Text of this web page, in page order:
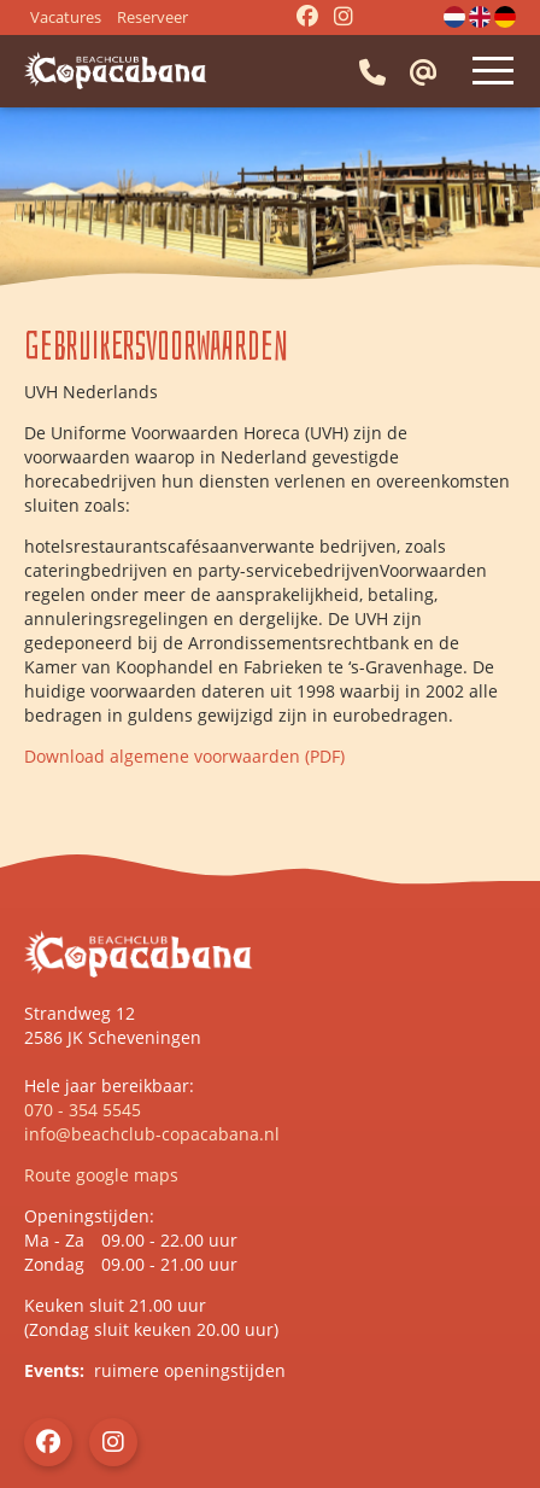
Vacatures Reserveer
HOME
RESTAURANT
Tafel reserveren
⭑Menukaart
EVENTS
Beach BBQ ⭑
⭑Vergaderen ⭑Strandfeest
⭑Trouwen ⭑Vrijgezellenfeest
⭑Entertainment
IMPRESSIE
CONTACT
Gebruikersvoorwaarden
UVH Nederlands
De Uniforme Voorwaarden Horeca (UVH) zijn de
voorwaarden waarop in Nederland gevestigde
horecabedrijven hun diensten verlenen en overeenkomsten
sluiten zoals:
hotelsrestaurantscafésaanverwante bedrijven, zoals
cateringbedrijven en party-servicebedrijvenVoorwaarden
regelen onder meer de aansprakelijkheid, betaling,
annuleringsregelingen en dergelijke. De UVH zijn
gedeponeerd bij de Arrondissementsrechtbank en de
Kamer van Koophandel en Fabrieken te ‘s-Gravenhage. De
huidige voorwaarden dateren uit 1998 waarbij in 2002 alle
bedragen in guldens gewijzigd zijn in eurobedragen.
Download algemene voorwaarden (PDF)
Strandweg 12
2586 JK Scheveningen
Hele jaar bereikbaar:
070 - 354 5545
info@beachclub-copacabana.nl
Route google maps
Openingstijden:
Ma - Za
09.00 - 22.00 uur
Zondag
09.00 - 21.00 uur
Keuken sluit 21.00 uur
(Zondag sluit keuken 20.00 uur)
Events: ruimere openingstijden